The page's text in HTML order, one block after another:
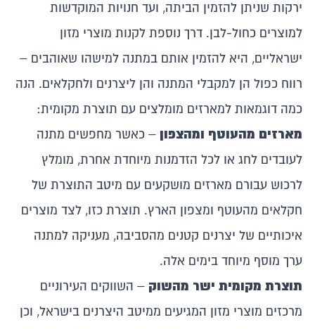
ירקות שניתן להזמין הביתה, ועד חנויות המוקדשות
למוצרים כחול-לבן. דרך נוספת לקנות מוצרי מזון
ישראליים, היא להזמין אותם במתנה למישהו שאוהבים –
רווח כפול הן למקבלי המתנה והן ליצרנים ולחקלאים. הנה
כמה דוגמאות למארזים מומלצים עם תוצרת מקומית:
מארזים מהעוטף ומהצפון – כאשר מחפשים מתנה
לעובדים לחג או לכל הזדמנות מיוחדת אחרת, מומלץ
לרכוש עבורם מארזים מושקעים עם מיטב התוצרת של
חקלאים מהעוטף ומצפון הארץ. תוצרת כזו, לצד מוצרים
איכותיים של יצרנים קטנים מהסביבה, מעניקה למתנה
ערך מוסף מיוחד בימים אלה.
תוצרת מקומית ישר מהשוק – השווקים העירוניים
מרכזים מוצרי מזון המגיעים ממיטב היצרנים בישראל, וכן